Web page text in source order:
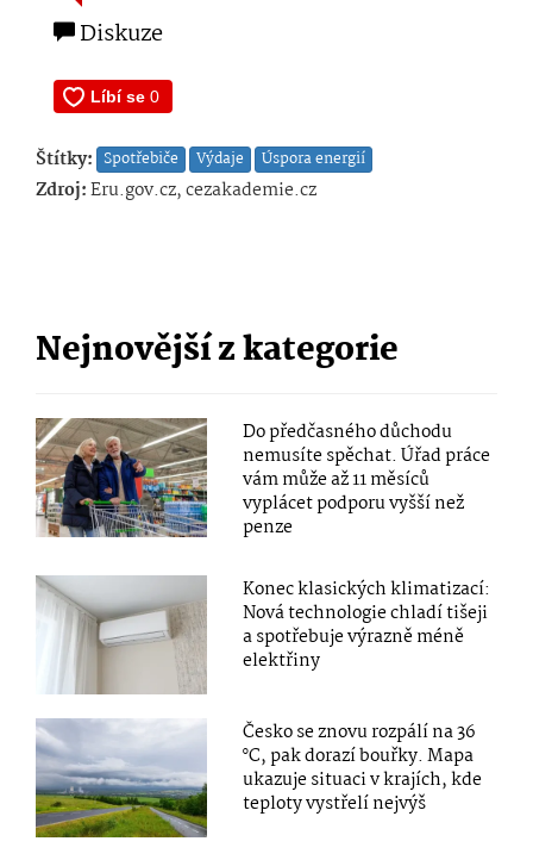
Diskuze
Štítky: Spotřebiče Výdaje Úspora energií
Zdroj:Eru.gov.cz, cezakademie.cz
Nejnovější z kategorie
Do předčasného důchodu
nemusíte spěchat. Úřad práce
vám může až 11 měsíců
vyplácet podporu vyšší než
penze
Konec klasických klimatizací:
Nová technologie chladí tišeji
a spotřebuje výrazně méně
elektřiny
Česko se znovu rozpálí na 36
°C, pak dorazí bouřky. Mapa
ukazuje situaci v krajích, kde
teploty vystřelí nejvýš